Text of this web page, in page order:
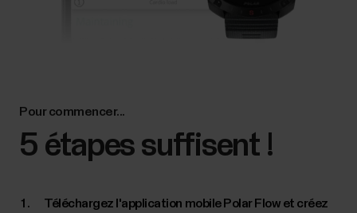
Pour commencer...
5 étapes suffisent !
Téléchargez l'application mobile Polar Flow et créez